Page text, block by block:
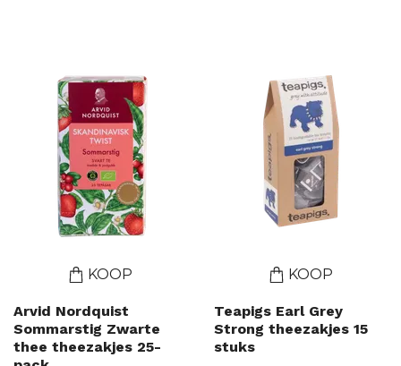
KOOP
Arvid Nordquist
Sommarstig Zwarte
thee theezakjes 25-
KOOP
Teapigs Earl Grey
Strong theezakjes 15
stuks